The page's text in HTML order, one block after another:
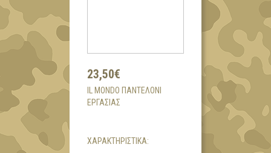
23,50€
IL MONDO ΠΑΝΤΕΛΌΝΙ
ΕΡΓΑΣΊΑΣ
ΧΑΡΑΚΤΗΡΙΣΤΙΚΑ: